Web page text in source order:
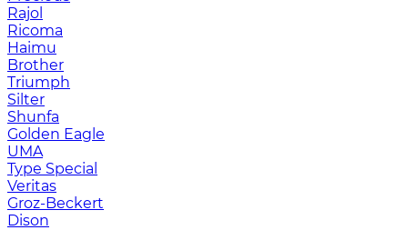
Rajol
Ricoma
Haimu
Brother
Triumph
Silter
Shunfa
Golden Eagle
UMA
Type Special
Veritas
Groz-Beckert
Dison